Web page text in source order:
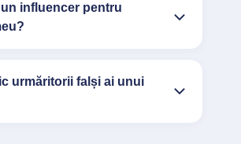
influencer pentru
urmăritorii falși ai unui